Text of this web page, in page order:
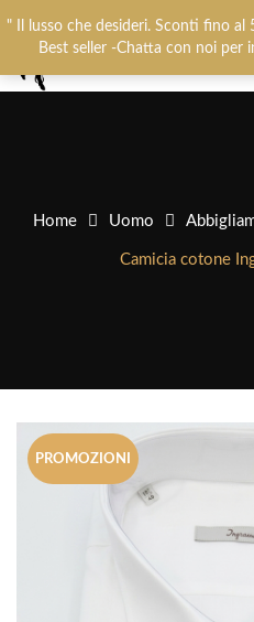
" Il lusso che desideri. Sconti fino
Best seller -Chatta con noi per
Home Uomo
Camicia cotone
PROMOZIONI